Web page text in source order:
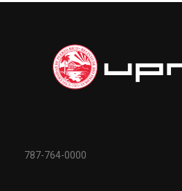
787-764-0000